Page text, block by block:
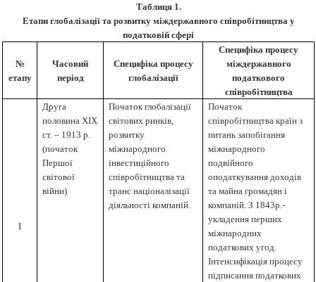
Таблиця 1.
Етапи глобалізації та розвитку міждержавного співробітництва у
податковій сфері
№
етапу
Часовий
період
Специфіка процесу
глобалізації
Специфіка процесу
міждержавного
податкового
співробітництва
I
Друга
половинаXIX
ст. – 1913 р.
(початок
Першої
світової
війни)
Початок глобалізації
світових ринків,
розвитку
міжнародного
інвестиційного
співробітництва та
транс націоналізації
діяльності компаній.
Початок
співробітництва країн з
питань запобігання
міжнародного
подвійного
оподаткування доходів
та майна громадян і
компаній. З 1843р.-
укладення перших
міжнародних
податкових угод.
Інтенсифікація процесу
підписання податкових